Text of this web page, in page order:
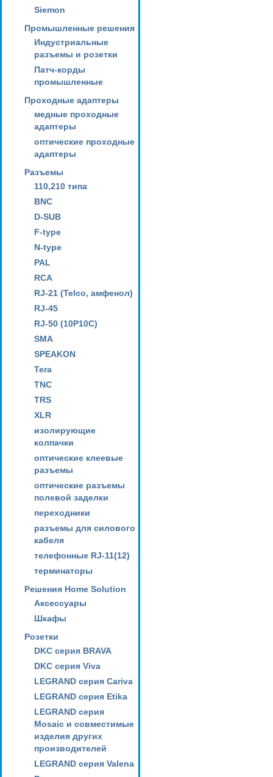
Siemon
Промышленные решения
Индустриальные
разъемы и розетки
Патч-корды
промышленные
Проходные адаптеры
медные проходные
адаптеры
оптические проходные
адаптеры
Разъемы
110,210 типа
BNC
D-SUB
F-type
N-type
PAL
RCA
RJ-21 (Telco, амфенол)
RJ-45
RJ-50 (10P10C)
SMA
SPEAKON
Tera
TNC
TRS
XLR
изолирующие
колпачки
оптические клеевые
разъемы
оптические разъемы
полевой заделки
переходники
разъемы для силового
кабеля
телефонные RJ-11(12)
терминаторы
Решения Home Solution
Аксессуары
Шкафы
Розетки
DKC серия BRAVA
DKC серия Viva
LEGRAND серия Cariva
LEGRAND серия Etika
LEGRAND серия
Mosaic и совместимые
изделия других
производителей
LEGRAND серия Valena